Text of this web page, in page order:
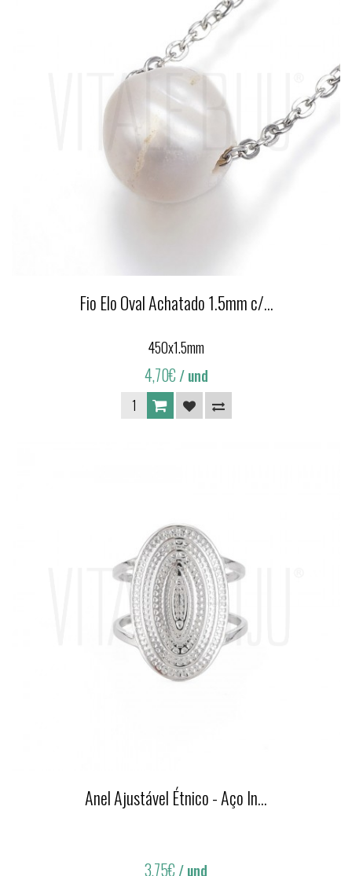
Fio Elo Oval Achatado 1.5mm c/...
450x1.5mm
4,70€/ und
Anel Ajustável Étnico - Aço In...
3,75€/ und